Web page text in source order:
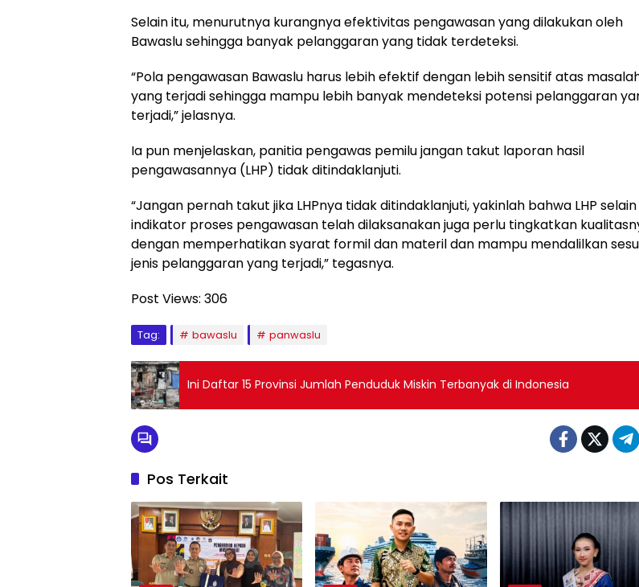
Selain itu, menurutnya kurangnya efektivitas pengawasan yang dilakukan oleh
Bawaslu sehingga banyak pelanggaran yang tidak terdeteksi.
“Pola pengawasan Bawaslu harus lebih efektif dengan lebih sensitif atas
yang terjadi sehingga mampu lebih banyak mendeteksi potensi pelanggaran
terjadi,” jelasnya.
Ia pun menjelaskan, panitia pengawas pemilu jangan takut laporan hasil
pengawasannya (LHP) tidak ditindaklanjuti.
“Jangan pernah takut jika LHPnya tidak ditindaklanjuti, yakinlah bahwa LHP selain
indikator proses pengawasan telah dilaksanakan juga perlu tingkatkan
dengan memperhatikan syarat formil dan materil dan mampu mendalilkan
jenis pelanggaran yang terjadi,” tegasnya.
Post Views: 306
Tag: bawaslu panwaslu
Ini Daftar 15 Provinsi Jumlah Penduduk Miskin Terbanyak di Indonesia
Pos Terkait